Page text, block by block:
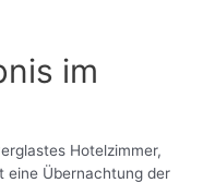
im
Hotelzimmer,
eine Übernachtung der